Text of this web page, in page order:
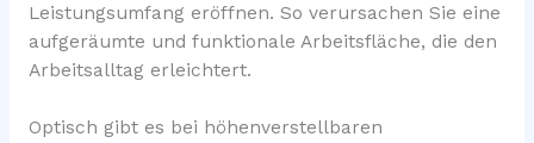
Leistungsumfang eröffnen. So verursachen Sie eine
aufgeräumte und funktionale Arbeitsfläche, die den
Arbeitsalltag erleichtert.
Optisch gibt es bei höhenverstellbaren